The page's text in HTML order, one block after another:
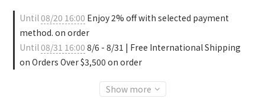
Until08/20 16:00 Enjoy 2% off with selected payment
method. on order
Until08/31 16:00 8/6 - 8/31 | Free International Shipping
on Orders Over $3,500 on order
Show more